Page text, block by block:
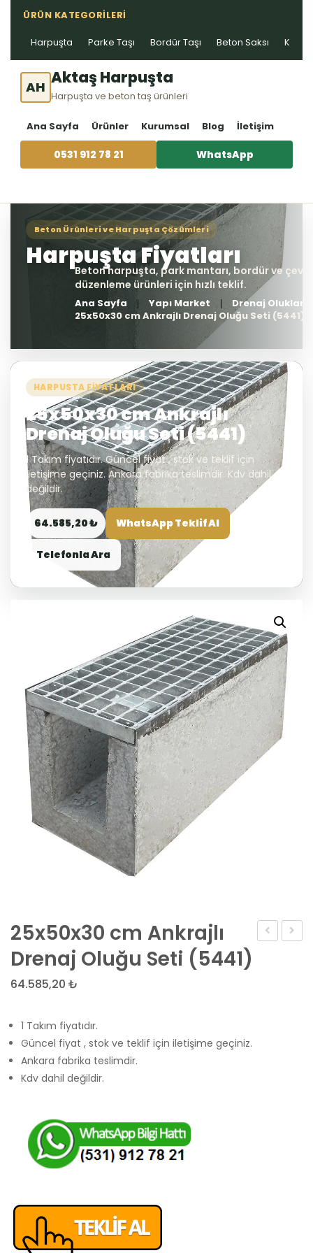
ÜRÜN KATEGORILERI
Harpuşta Parke Taşı Bordür Taşı Beton Saksı Kablo
AH Aktaş Harpuşta
Harpuşta ve beton taş ürünleri
Ana Sayfa Ürünler Kurumsal Blog İletişim
0531 912 78 21 WhatsApp
Ana Sayfa Yapı Market
Drenaj Olukları
25x50x30 cm Ankrajlı Drenaj Oluğu Seti (5441)
HARPUSTA FIYATLARI
25x50x30 cm Ankrajlı
Drenaj Oluğu Seti (5441)
1 Takım fiyatıdır. Güncel fiyat , stok ve teklif için
iletişime geçiniz. Ankara fabrika teslimdir. Kdv dahil
değildir.
64.585,20 ₺ WhatsApp Teklif Al
Telefonla Ara
25x50x30 cm Ankrajlı
Drenaj Oluğu Seti (5441)
64.585,20 ₺
1 Takım fiyatıdır.
Güncel fiyat , stok ve teklif için iletişime geçiniz.
Ankara fabrika teslimdir.
Kdv dahil değildir.